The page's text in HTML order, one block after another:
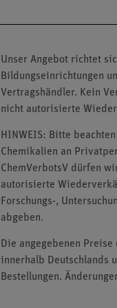
Unser Angebot richtet
Bildungseinrichtungen
Vertragshändler. Kein
nicht autorisierte
HINWEIS: Bitte
Chemikalien an
ChemVerbotsV dürfen
autorisierte
Forschungs-,
abgeben.
Die angegebenen
innerhalb Deutschlands
Bestellungen.